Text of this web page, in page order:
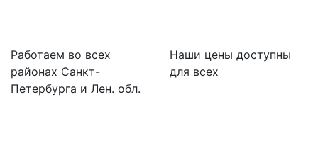
Работаем во всех
районах Санкт-
Петербурга и Лен. обл.
Наши цены доступны
для всех